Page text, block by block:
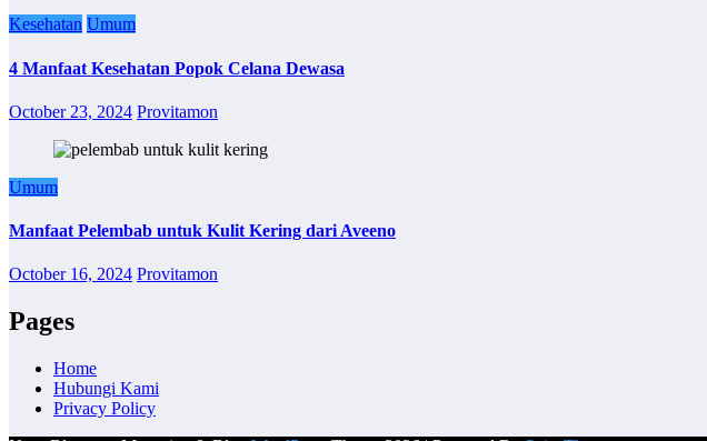
Kesehatan Umum
4 Manfaat Kesehatan Popok Celana Dewasa
October 23, 2024 Provitamon
Umum
Manfaat Pelembab untuk Kulit Kering dari Aveeno
October 16, 2024 Provitamon
Pages
Home
Hubungi Kami
Privacy Policy